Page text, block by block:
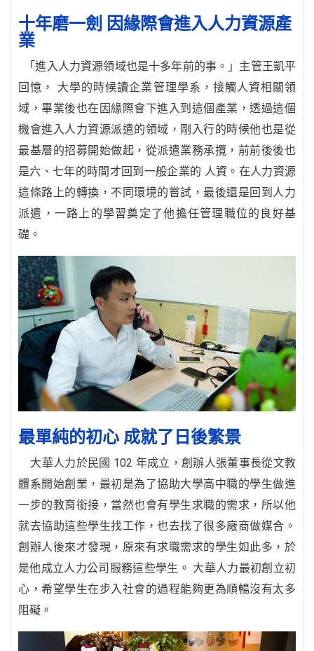
十年磨一劍 因緣際會進入人力資源產
業
「進入人力資源領域也是十多年前的事。」主管王凱平
回憶， 大學的時候讀企業管理學系，接觸人資相關領
域，畢業後也在因緣際會下進入到這個產業，透過這個
機會進入人力資源派遣的領域，剛入行的時候他也是從
最基層的招募開始做起，從派遣業務承攬，前前後後也
是六、七年的時間才回到一般企業的 人資。在人力資源
這條路上的轉換，不同環境的嘗試，最後還是回到人力
派遣，一路上的學習奠定了他擔任管理職位的良好基
礎。
最單純的初心 成就了日後繁景
大華人力於民國 102 年成立，創辦人張董事長從文教
體系開始創業，最初是為了協助大學高中職的學生做進
一步的教育銜接，當然也會有學生求職的需求，所以他
就去協助這些學生找工作，也去找了很多廠商做媒合。
創辦人後來才發現，原來有求職需求的學生如此多，於
是他成立人力公司服務這些學生。 大華人力最初創立初
心，希望學生在步入社會的過程能夠更為順暢沒有太多
阻礙。